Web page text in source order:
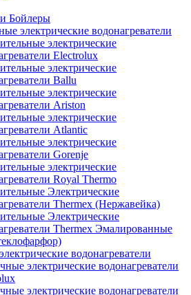
Бойлеры
электрические водонагреватели
электрические
Electrolux
электрические
Ballu
электрические
Ariston
электрические
Atlantic
электрические
Gorenje
электрические
Royal Thermo
Электрические
Thermex (Нержавейка)
Электрические
Thermex Эмалированные
водонагреватели
электрические водонагреватели
электрические водонагреватели